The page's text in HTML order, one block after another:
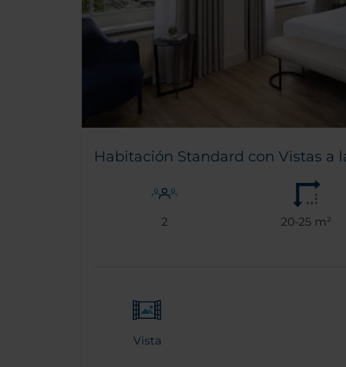
Habitación Standard con Vistas a
2 20-25 m²
Vista